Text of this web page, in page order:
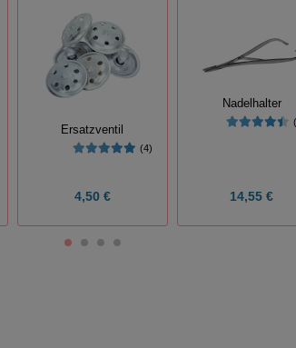
Ersatzventil
(4)
4,50 €
Nadelhalter
14,55 €